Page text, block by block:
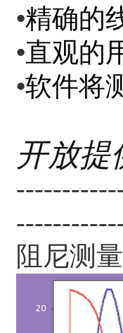
•精确的
•直观的
•软件将
开放
阻尼测量